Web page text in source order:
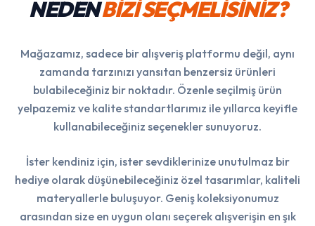
NEDENBİZİ SEÇMELİSİNİZ?
Mağazamız, sadece bir alışveriş platformu değil, aynı
zamanda tarzınızı yansıtan benzersiz ürünleri
bulabileceğiniz bir noktadır. Özenle seçilmiş ürün
yelpazemiz ve kalite standartlarımız ile yıllarca keyifle
kullanabileceğiniz seçenekler sunuyoruz.
İster kendiniz için, ister sevdiklerinize unutulmaz bir
hediye olarak düşünebileceğiniz özel tasarımlar, kaliteli
materyallerle buluşuyor. Geniş koleksiyonumuz
arasından size en uygun olanı seçerek alışverişin en şık